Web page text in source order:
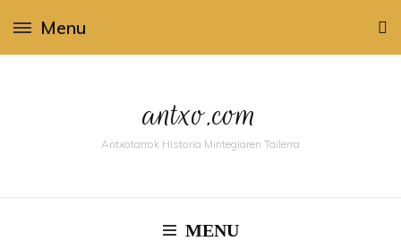
Menu
antxo.com
Antxotarrok Historia Mintegiaren Tailerra
MENU